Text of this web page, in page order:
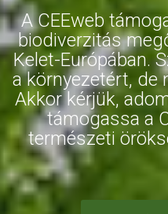
A CEEweb
biodiverzitás
Kelet-Európában.
a környezetért, de
Akkor kérjük,
támogassa a
természeti